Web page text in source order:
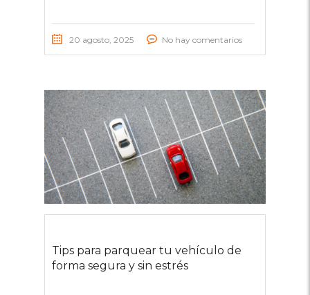
20 agosto, 2025 No hay comentarios
Tips para parquear tu vehículo de
forma segura y sin estrés